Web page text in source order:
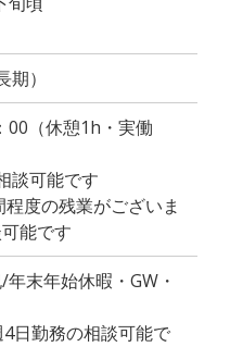
）
00（休憩1h・実働
談可能です
度の残業がございま
能です
末年始休暇・GW・
日勤務の相談可能で